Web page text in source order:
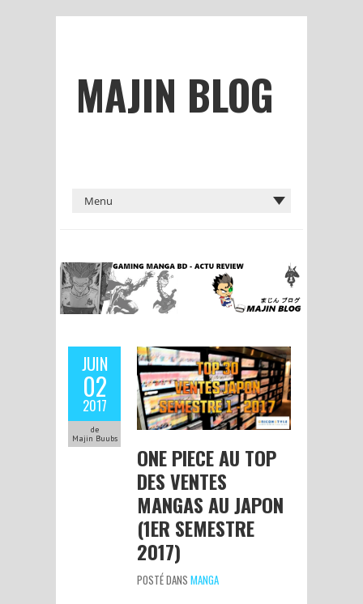
MAJIN BLOG
JUIN
02
2017
de
Majin Buubs
ONE PIECE AU TOP
DES VENTES
MANGAS AU JAPON
(1ER SEMESTRE
2017)
POSTÉ DANS MANGA